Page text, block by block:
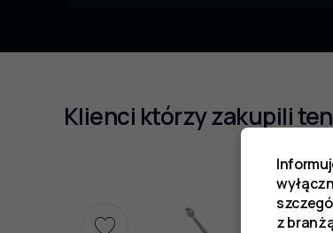
Klienci którzy zakupili
z